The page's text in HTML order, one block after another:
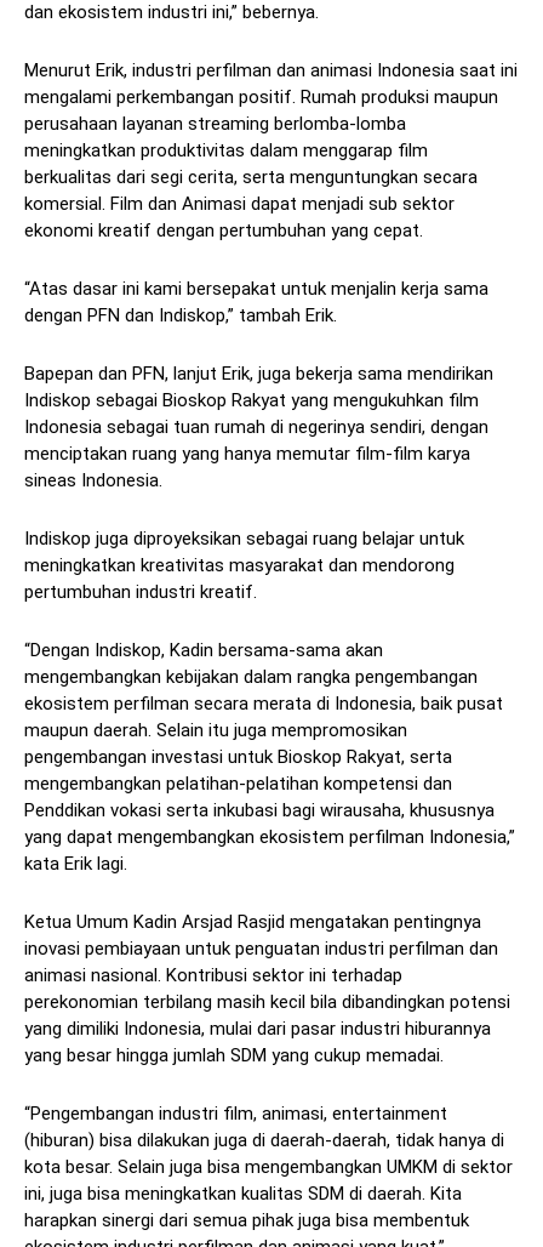
dan ekosistem industri ini,” bebernya.
Menurut Erik, industri perfilman dan animasi Indonesia saat ini
mengalami perkembangan positif. Rumah produksi maupun
perusahaan layanan streaming berlomba-lomba
meningkatkan produktivitas dalam menggarap film
berkualitas dari segi cerita, serta menguntungkan secara
komersial. Film dan Animasi dapat menjadi sub sektor
ekonomi kreatif dengan pertumbuhan yang cepat.
“Atas dasar ini kami bersepakat untuk menjalin kerja sama
dengan PFN dan Indiskop,” tambah Erik.
Bapepan dan PFN, lanjut Erik, juga bekerja sama mendirikan
Indiskop sebagai Bioskop Rakyat yang mengukuhkan film
Indonesia sebagai tuan rumah di negerinya sendiri, dengan
menciptakan ruang yang hanya memutar film-film karya
sineas Indonesia.
Indiskop juga diproyeksikan sebagai ruang belajar untuk
meningkatkan kreativitas masyarakat dan mendorong
pertumbuhan industri kreatif.
“Dengan Indiskop, Kadin bersama-sama akan
mengembangkan kebijakan dalam rangka pengembangan
ekosistem perfilman secara merata di Indonesia, baik pusat
maupun daerah. Selain itu juga mempromosikan
pengembangan investasi untuk Bioskop Rakyat, serta
mengembangkan pelatihan-pelatihan kompetensi dan
Penddikan vokasi serta inkubasi bagi wirausaha, khususnya
yang dapat mengembangkan ekosistem perfilman Indonesia,”
kata Erik lagi.
Ketua Umum Kadin Arsjad Rasjid mengatakan pentingnya
inovasi pembiayaan untuk penguatan industri perfilman dan
animasi nasional. Kontribusi sektor ini terhadap
perekonomian terbilang masih kecil bila dibandingkan potensi
yang dimiliki Indonesia, mulai dari pasar industri hiburannya
yang besar hingga jumlah SDM yang cukup memadai.
“Pengembangan industri film, animasi, entertainment
(hiburan) bisa dilakukan juga di daerah-daerah, tidak hanya di
kota besar. Selain juga bisa mengembangkan UMKM di sektor
ini, juga bisa meningkatkan kualitas SDM di daerah. Kita
harapkan sinergi dari semua pihak juga bisa membentuk